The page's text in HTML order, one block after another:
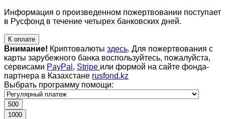
Информация о произведенном пожертвовании поступает
в Русфонд в течение четырех банковских дней.
К оплате
Внимание! Криптовалюты здесь. Для пожертвования с
карты зарубежного банка воспользуйтесь, пожалуйста,
сервисами PayPal , Stripe или формой на сайте фонда-
партнера в Казахстане rusfond.kz
Выбрать программу помощи:
500
1000